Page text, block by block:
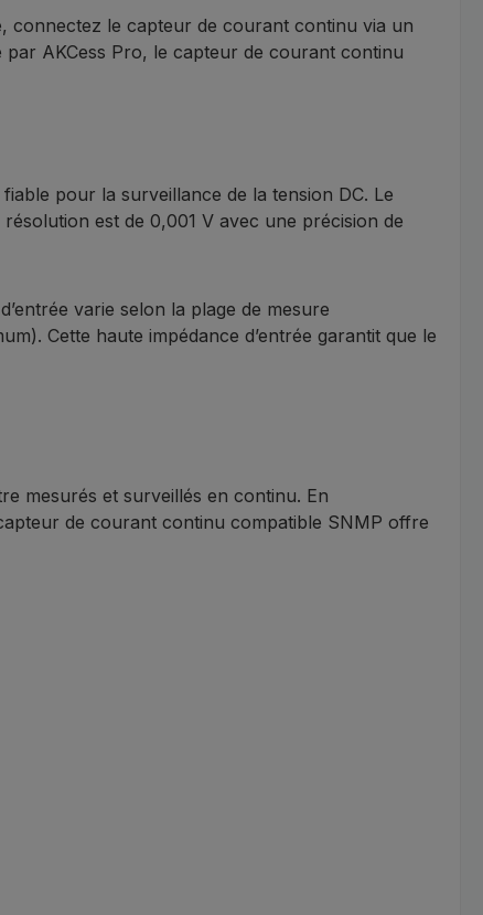
connectez le capteur de courant continu via un
AKCess Pro, le capteur de courant continu
pour la surveillance de la tension DC. Le
est de 0,001 V avec une précision de
varie selon la plage de mesure
Cette haute impédance d’entrée garantit que le
mesurés et surveillés en continu. En
de courant continu compatible SNMP offre